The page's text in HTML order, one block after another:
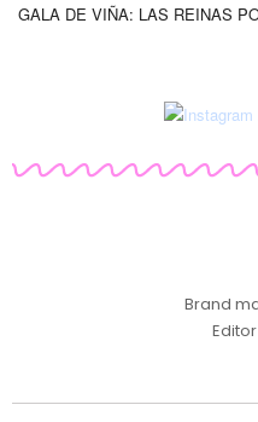
GALA DE VIÑA: LAS REINAS
Brand